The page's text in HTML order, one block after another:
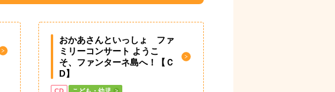
おかあさんといっしょ ファ
ミリーコンサート ようこ
そ、ファンターネ島へ！【Ｃ
D】